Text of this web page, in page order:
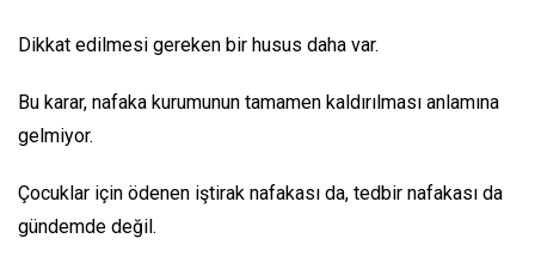
Dikkat edilmesi gereken bir husus daha var.
Bu karar, nafaka kurumunun tamamen kaldırılması anlamına
gelmiyor.
Çocuklar için ödenen iştirak nafakası da, tedbir nafakası da
gündemde değil.